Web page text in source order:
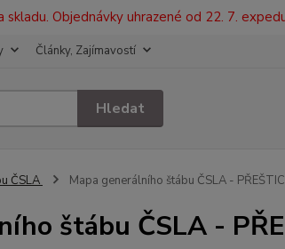
Objednávky uhrazené od 22. 7.
Články, Zajímavostí
Hledat
ČSLA Mapa generálního štábu ČSLA -
štábu ČSLA -